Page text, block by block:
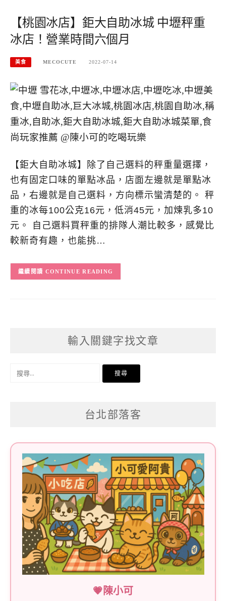
【桃園冰店】鉅大自助冰城 中壢秤重
冰店！營業時間六個月
美食 MECOCUTE 2022-07-14
【鉅大自助冰城】除了自己選料的秤重量選擇，
也有固定口味的單點冰品，店面左邊就是單點冰
品，右邊就是自己選料，方向標示蠻清楚的。 秤
重的冰每100公克16元，低消45元，加煉乳多10
元。 自己選料買秤重的排隊人潮比較多，感覺比
較新奇有趣，也能挑…
CONTINUE READING
輸入關鍵字找文章
搜
台北部落客
💗陳小可